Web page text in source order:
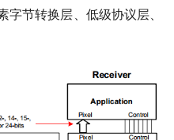
节转换层、低级协议层、